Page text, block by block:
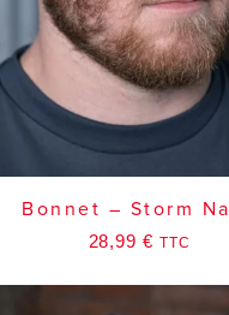
Bonnet – Storm
28,99 € TTC